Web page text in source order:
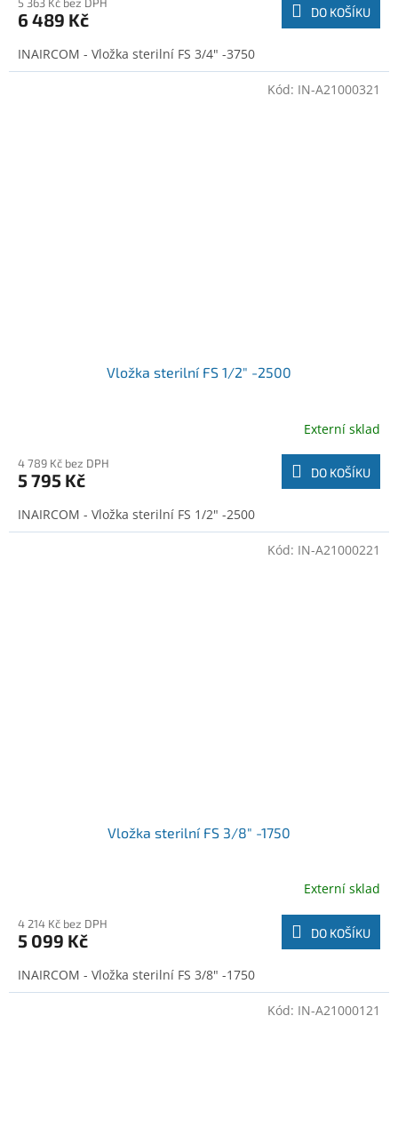
5 363 Kč bez DPH
6 489 Kč DO KOŠÍKU
INAIRCOM - Vložka sterilní FS 3/4" -3750
Vložka sterilní FS 1/2" -2500
Externí sklad
4 789 Kč bez DPH
5 795 Kč DO KOŠÍKU
INAIRCOM - Vložka sterilní FS 1/2" -2500
Kód: IN-A21000321
Vložka sterilní FS 3/8" -1750
Externí sklad
4 214 Kč bez DPH
5 099 Kč DO KOŠÍKU
INAIRCOM - Vložka sterilní FS 3/8" -1750
Kód: IN-A21000221
Kód: IN-A21000121